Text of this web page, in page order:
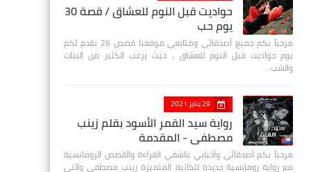
حواديت قبل النوم للعشاق / قصة 30
يوم حب
مرحباً بكم جميع أصدقائي ومتابعي موقعنا قصص 26 نقدم لكم
يوم حواديت قبل النوم للعشاق ، حيث يرغب الكثير من البنات
والشب…
29 يناير 2021
رواية سيد القمر الأسود بقلم زينب
مصطفي - المقدمة
مرحباً بكم أصدقائي وأحبابي عاشقي القراءة والقصص الرومانسية
مع رواية رومانسية جديدة للكاتبة المتميزة زينب مصطفى والتي